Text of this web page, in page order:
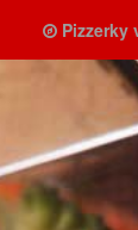
Pizzerky